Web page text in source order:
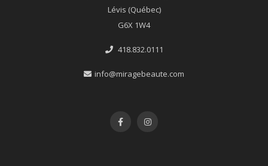
Lévis (Québec)
G6X 1W4
418.832.0111
info@miragebeaute.com